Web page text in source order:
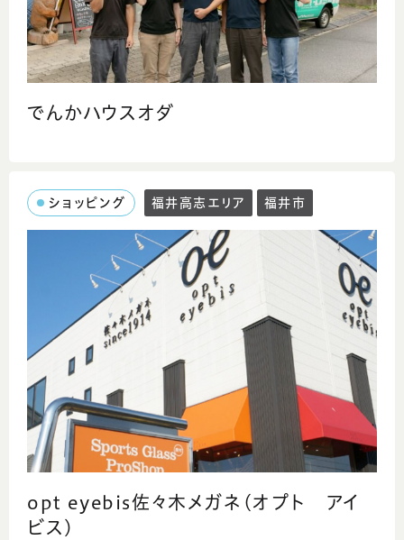
でんかハウスオダ
ショッピング 福井高志エリア 福井市
opt eyebis佐々木メガネ(オプト アイ
ビス)